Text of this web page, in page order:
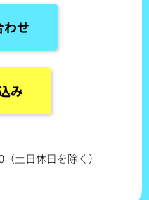
わせ
み
土日休日を除く）